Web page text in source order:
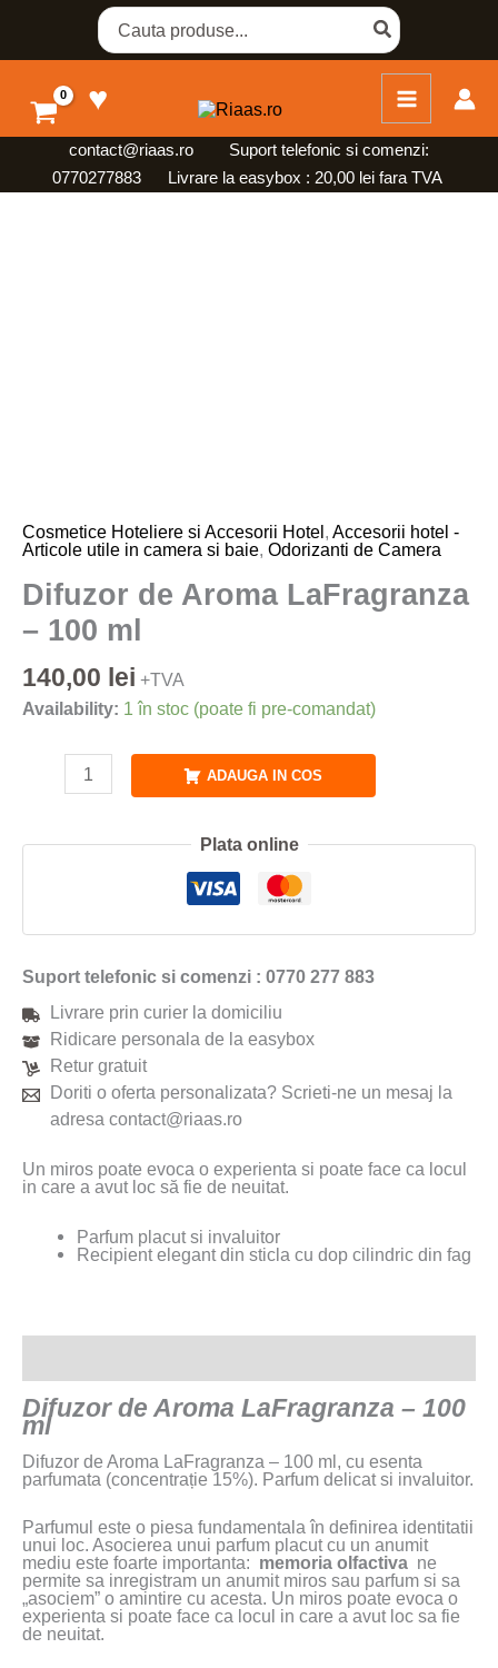
content
Search
for:
♥
contact@riaas.ro
Suport telefonic si comenzi:
0770277883 Livrare la easybox : 20,00 lei fara TVA
Cosmetice Hoteliere si Accesorii Hotel , Accesorii hotel -
Articole utile in camera si baie, Odorizanti de Camera
Difuzor de Aroma LaFragranza
– 100 ml
140,00 lei +TVA
Availability: 1 în stoc (poate fi pre-comandat)
ADAUGA IN COS
Plata online
Suport telefonic si comenzi : 0770 277 883
Livrare prin curier la domiciliu
Ridicare personala de la easybox
Retur gratuit
Doriti o oferta personalizata? Scrieti-ne un mesaj la
adresa contact@riaas.ro
Un miros poate evoca o experienta si poate face ca locul
in care a avut loc să fie de neuitat.
Parfum placut si invaluitor
Recipient elegant din sticla cu dop cilindric din fag
Difuzor de Aroma LaFragranza – 100
ml
Difuzor de Aroma LaFragranza – 100 ml, cu esenta
parfumata (concentrație 15%). Parfum delicat si invaluitor.
Parfumul este o piesa fundamentala în definirea identitatii
unui loc. Asocierea unui parfum placut cu un anumit
mediu este foarte importanta: memoria olfactiva ne
permite sa inregistram un anumit miros sau parfum si sa
„asociem” o amintire cu acesta. Un miros poate evoca o
experienta si poate face ca locul in care a avut loc sa fie
de neuitat.